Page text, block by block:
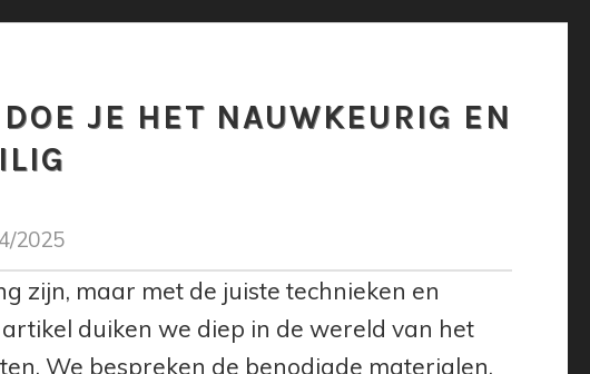
JE HET NAUWKEURIG EN
2025
zijn, maar met de juiste technieken en
duiken we diep in de wereld van het
We bespreken de benodigde materialen,